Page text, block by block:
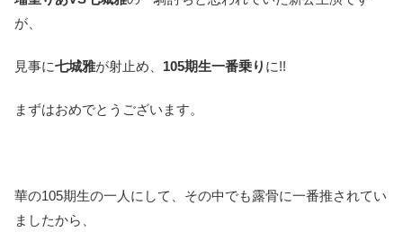
が、
見事に七城雅が射止め、 105期生一番乗り に!!
まずはおめでとうございます。
華の105期生の一人にして、その中でも露骨に一番推されてい
ましたから、